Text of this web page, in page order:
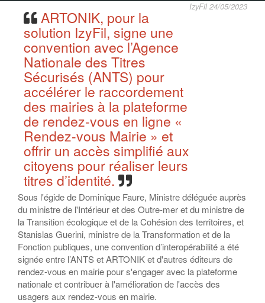
IzyFil 24/05/2023
ARTONIK, pour la
solution IzyFil, signe une
convention avec l’Agence
Nationale des Titres
Sécurisés (ANTS) pour
accélérer le raccordement
des mairies à la plateforme
de rendez-vous en ligne «
Rendez-vous Mairie » et
offrir un accès simplifié aux
citoyens pour réaliser leurs
titres d’identité.
Sous l'égide de Dominique Faure, Ministre déléguée auprès
du ministre de l'Intérieur et des Outre-mer et du ministre de
la Transition écologique et de la Cohésion des territoires, et
Stanislas Guerini, ministre de la Transformation et de la
Fonction publiques, une convention d’interopérabilité a été
signée entre l’ANTS et ARTONIK et d'autres éditeurs de
rendez-vous en mairie pour s'engager avec la plateforme
nationale et contribuer à l'amélioration de l'accès des
usagers aux rendez-vous en mairie.